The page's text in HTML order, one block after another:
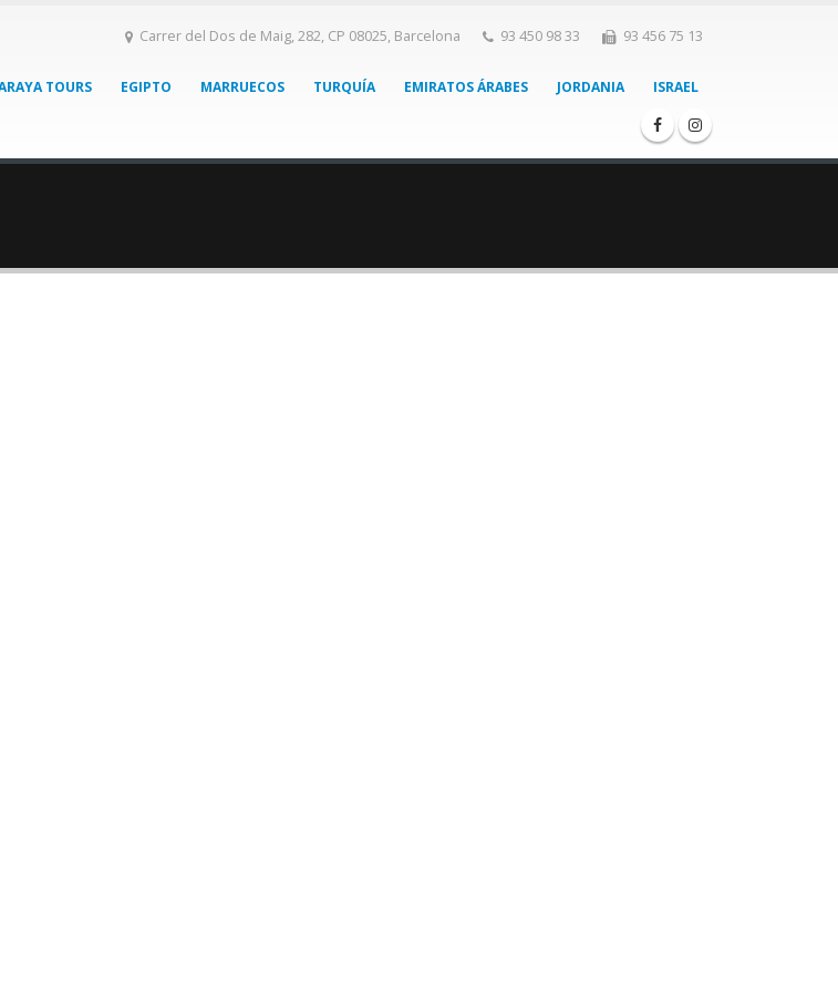
Carrer del Dos de Maig, 282, CP 08025, Barcelona 93 450 98 33 93 456 75 13
TOURS EGIPTO MARRUECOS TURQUÍA EMIRATOS ÁRABES JORDANIA ISRAEL